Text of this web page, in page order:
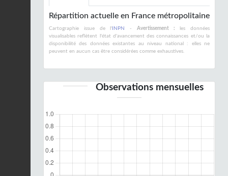
Répartition actuelle en France métropolitaine
Cartographie issue de l' INPN - Avertissement : les données
visualisables reflètent l'état d'avancement des connaissances et/ou la
disponibilité des données existantes au niveau national : elles ne
peuvent en aucun cas être considérées comme exhaustives.
Observations mensuelles